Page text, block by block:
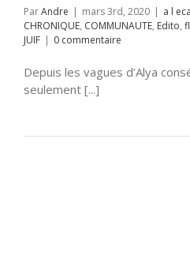
ParAndre | mars 3rd, 2020 | a l
CHRONIQUE, COMMUNAUTE, Edito,
JUIF | 0 commentaire
Depuis les vagues d’Alya
seulement [...]